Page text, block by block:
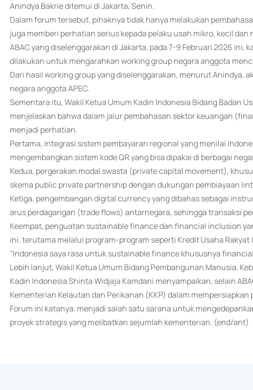
Anindya Bakrie ditemui di Jakarta, Senin.
Dalam forum tersebut, pihaknya tidak hanya melakukan
juga memberi perhatian serius kepada pelaku usah mikro, kecil dan
ABAC yang diselenggarakan di Jakarta, pada 7-9 Februari 2026 ini,
dilakukan untuk mengarahkan working group negara anggota
Dari hasil working group yang diselenggarakan, menurut Anindya,
negara anggota APEC.
Sementara itu, Wakil Ketua Umum Kadin Indonesia Bidang Badan
menjelaskan bahwa dalam jalur pembahasan sektor keuangan
menjadi perhatian.
Pertama, integrasi sistem pembayaran regional yang menilai
mengembangkan sistem kode QR yang bisa dipakai di berbagai
Kedua, pergerakan modal swasta (private capital movement),
skema public private partnership dengan dukungan pembiayaan
Ketiga, pengembangan digital currency yang dibahas sebagai
arus perdagangan (trade flows) antarnegara, sehingga transaksi
Keempat, penguatan sustainable finance dan financial inclusion
ini, terutama melalui program-program seperti Kredit Usaha Rakyat
"Indonesia saya rasa untuk sustainable finance khususnya
Lebih lanjut, Wakil Ketua Umum Bidang Pembangunan Manusia,
Kadin Indonesia Shinta Widjaja Kamdani menyampaikan, selain
Kementerian Kelautan dan Perikanan (KKP) dalam
Forum ini katanya. menjadi salah satu sarana untuk
proyek strategis yang melibatkan sejumlah kementerian. (end/ant)